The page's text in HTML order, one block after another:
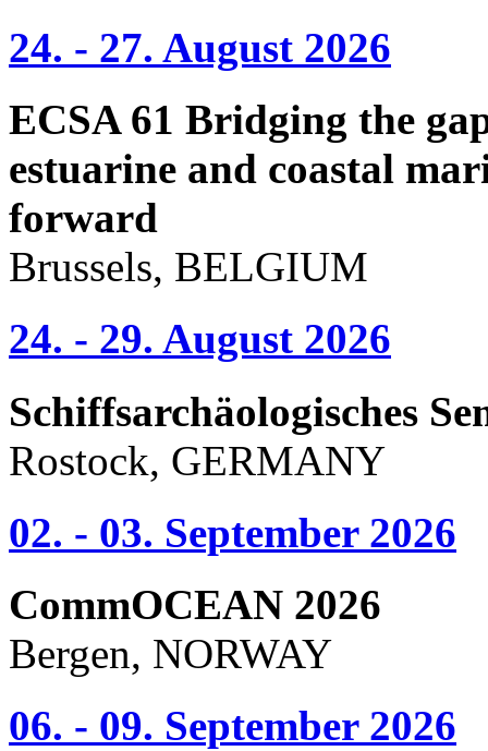
24. - 27. August 2026
ECSA 61 Bridging the
estuarine and coastal
forward
Brussels, BELGIUM
24. - 29. August 2026
Schiffsarchäologisches
Rostock, GERMANY
02. - 03. September 2026
CommOCEAN 2026
Bergen, NORWAY
06. - 09. September 2026